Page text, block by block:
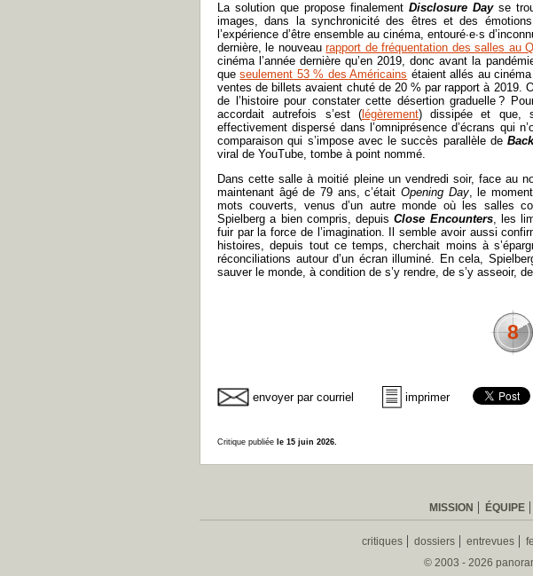
La solution que propose finalementDisclosure Dayse
images, dans la synchronicité des êtres et des
l’expérience d’être ensemble au cinéma, entouré∙e∙s
dernière, le nouveaurapport de fréquentation des salles au
cinéma l’année dernière qu’en 2019, donc avant la
queseulement 53 % des Américains étaient allés au
ventes de billets avaient chuté de 20 % par rapport à 2019.
de l’histoire pour constater cette désertion graduelle ?
accordait autrefois s’est (légèrement) dissipée et que,
effectivement dispersé dans l’omniprésence d’écrans qui
comparaison qui s’impose avec le succès parallèle de
viral de YouTube, tombe à point nommé.
Dans cette salle à moitié pleine un vendredi soir, face au
maintenant âgé de 79 ans, c’était Opening Day, le
mots couverts, venus d’un autre monde où les salles
Spielberg a bien compris, depuisClose Encounters, les
fuir par la force de l’imagination. Il semble avoir aussi
histoires, depuis tout ce temps, cherchait moins à
réconciliations autour d’un écran illuminé. En cela,
sauver le monde, à condition de s’y rendre, de s’y asseoir,
8
envoyer par courriel imprimer
Critique publiée le 15 juin 2026.
MISSION ÉQUIPE
critiques dossiers entrevues
© 2003 - 2026